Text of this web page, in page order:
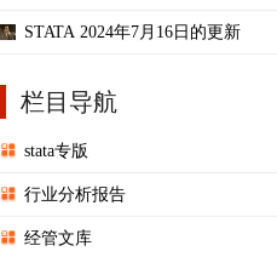
STATA 2024年7月16日的更新
栏目导航
stata专版
行业分析报告
经管文库